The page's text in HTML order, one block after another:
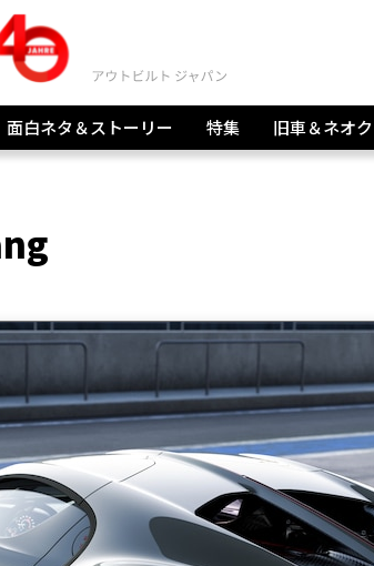
面白ネタ＆ストーリー 特集 旧車＆ネオ